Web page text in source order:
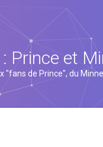
Prince et
"fans de Prince", du